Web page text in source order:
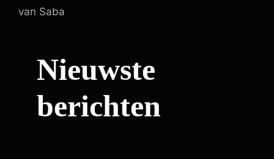
van Saba
Nieuwste
berichten